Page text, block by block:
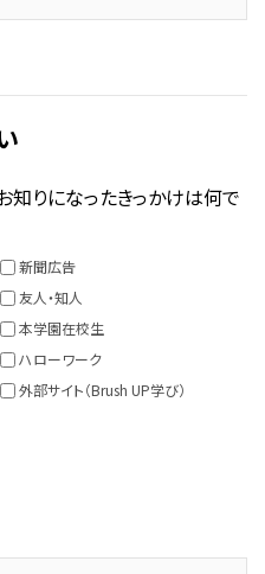
りになったきっかけは何で
新聞広告
友人・知人
本学園在校生
ハローワーク
外部サイト（Brush UP学び）